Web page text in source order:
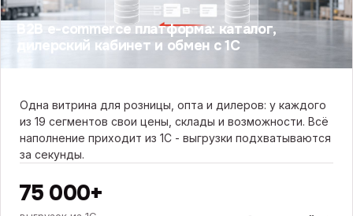
B2B e-commerce платформа: каталог,
дилерский кабинет и обмен с 1С
Одна витрина для розницы, опта и дилеров: у каждого
из 19 сегментов свои цены, склады и возможности. Всё
наполнение приходит из 1С - выгрузки подхватываются
за секунды.
75 000+